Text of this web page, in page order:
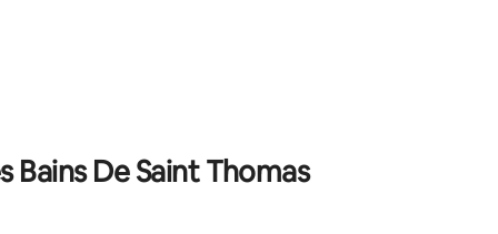
Bains De Saint Thomas